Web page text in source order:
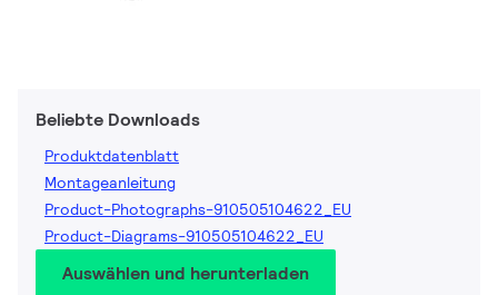
Beliebte Downloads
Produktdatenblatt
Montageanleitung
Product-Photographs-910505104622_EU
Product-Diagrams-910505104622_EU
Auswählen und herunterladen